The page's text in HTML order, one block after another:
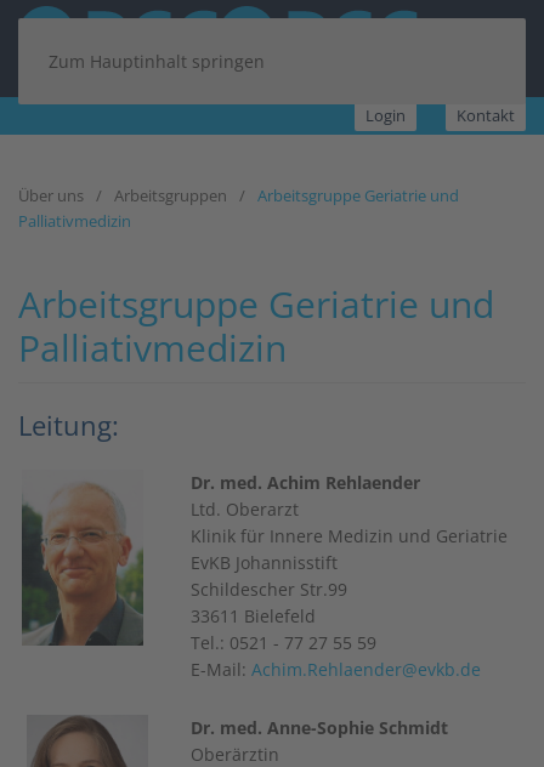
Zum Hauptinhalt springen
Login Kontakt
Über uns Arbeitsgruppen
Arbeitsgruppe Geriatrie und
Palliativmedizin
Arbeitsgruppe Geriatrie und
Palliativmedizin
Leitung:
Dr. med. Achim Rehlaender
Ltd. Oberarzt
Klinik für Innere Medizin und Geriatrie
EvKB Johannisstift
Schildescher Str.99
33611 Bielefeld
Tel.: 0521 - 77 27 55 59
E-Mail: Achim.Rehlaender@evkb.de
Dr. med. Anne-Sophie Schmidt
Oberärztin